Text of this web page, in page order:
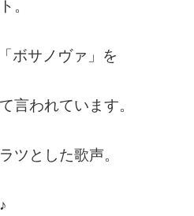
。
ボサノヴァ」を
言われています。
ツとした歌声。